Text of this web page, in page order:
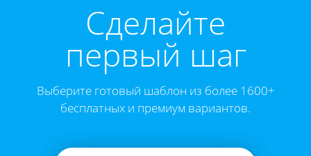
Cделайте
первый шаг
Выберите готовый шаблон из более 1600+
бесплатных и премиум вариантов.